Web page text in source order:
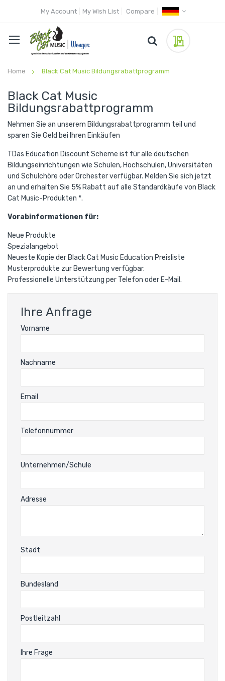
My Account My Wish List Compare
Home Black Cat Music Bildungsrabattprogramm
Black Cat Music
Bildungsrabattprogramm
Nehmen Sie an unserem Bildungsrabattprogramm teil und
sparen Sie Geld bei Ihren Einkäufen
TDas Education Discount Scheme ist für alle deutschen
Bildungseinrichtungen wie Schulen, Hochschulen, Universitäten
und Schulchöre oder Orchester verfügbar. Melden Sie sich jetzt
an und erhalten Sie 5% Rabatt auf alle Standardkäufe von Black
Cat Music-Produkten *.
Vorabinformationen für:
Neue Produkte
Spezialangebot
Neueste Kopie der Black Cat Music Education Preisliste
Musterprodukte zur Bewertung verfügbar.
Professionelle Unterstützung per Telefon oder E-Mail.
Ihre Anfrage
Vorname
Nachname
Email
Telefonnummer
Unternehmen/Schule
Adresse
Stadt
Bundesland
Postleitzahl
Ihre Frage